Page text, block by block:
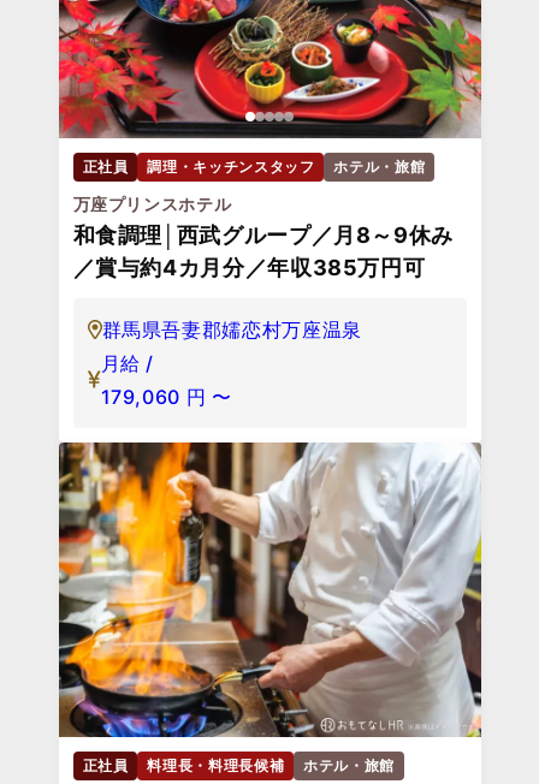
正社員 調理・キッチンスタッフ ホテル・旅館
万座プリンスホテル
和食調理│西武グループ／月8～9休み
／賞与約4カ月分／年収385万円可
群馬県吾妻郡嬬恋村万座温泉
月給 /
179,060 円 〜
正社員 料理長・料理長候補 ホテル・旅館